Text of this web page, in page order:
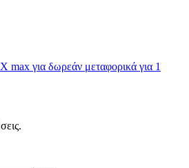
max για δωρεάν μεταφορικά για 1